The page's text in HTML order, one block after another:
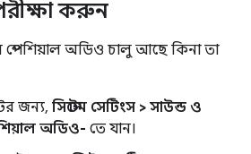
করুন
অডিও চালু আছে কিনা তা
জন্য, সিস্টেম সেটিংস > সাউন্ড ও
অডিও- তে যান।